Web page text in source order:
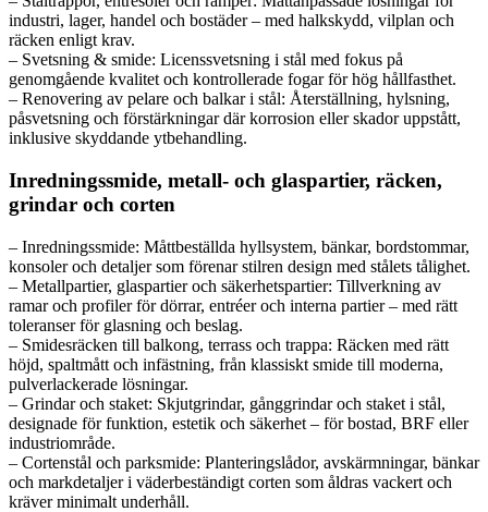
industri, lager, handel och bostäder – med halkskydd, vilplan och
räcken enligt krav.
– Svetsning & smide: Licenssvetsning i stål med fokus på
genomgående kvalitet och kontrollerade fogar för hög hållfasthet.
– Renovering av pelare och balkar i stål: Återställning, hylsning,
påsvetsning och förstärkningar där korrosion eller skador uppstått,
inklusive skyddande ytbehandling.
Inredningssmide, metall- och glaspartier, räcken,
grindar och corten
– Inredningssmide: Måttbeställda hyllsystem, bänkar, bordstommar,
konsoler och detaljer som förenar stilren design med stålets tålighet.
– Metallpartier, glaspartier och säkerhetspartier: Tillverkning av
ramar och profiler för dörrar, entréer och interna partier – med rätt
toleranser för glasning och beslag.
– Smidesräcken till balkong, terrass och trappa: Räcken med rätt
höjd, spaltmått och infästning, från klassiskt smide till moderna,
pulverlackerade lösningar.
– Grindar och staket: Skjutgrindar, gånggrindar och staket i stål,
designade för funktion, estetik och säkerhet – för bostad, BRF eller
industriområde.
– Cortenstål och parksmide: Planteringslådor, avskärmningar, bänkar
och markdetaljer i väderbeständigt corten som åldras vackert och
kräver minimalt underhåll.